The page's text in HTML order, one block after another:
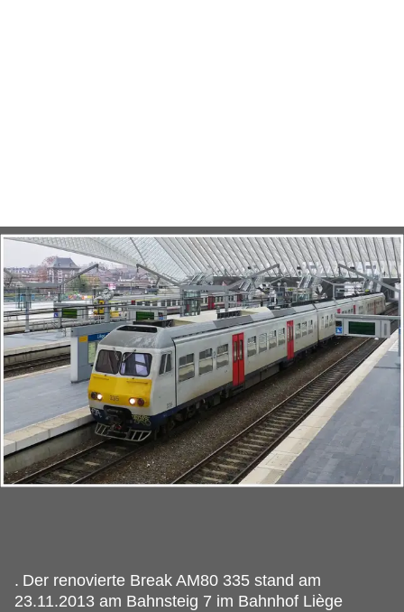
. Der renovierte Break AM80 335 stand am
23.11.2013 am Bahnsteig 7 im Bahnhof Liège